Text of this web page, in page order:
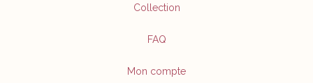
Collection
FAQ
Mon compte